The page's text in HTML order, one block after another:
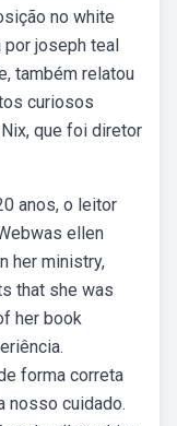
no white
joseph teal
também relatou
curiosos
que foi diretor
anos, o leitor
ellen
her ministry,
that she was
her book
forma correta
nosso cuidado.